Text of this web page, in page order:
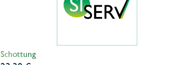
Schottung